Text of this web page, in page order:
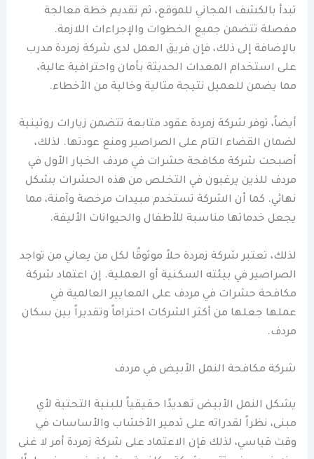
تبدأ بالكشف المجاني للموقع، ثم تقديم خطة معالجة
مفصلة تتضمن جميع الخطوات والإجراءات اللازمة.
بالإضافة إلى ذلك، فإن فريق العمل لدى شركة زمردة مدرب
على استخدام المعدات الحديثة بأمان واحترافية عالية،
مما يضمن للعميل نتيجة مثالية وخالية من الأخطاء.
أيضاً، توفر شركة زمردة عقود متابعة تتضمن زيارات روتينية
لضمان القضاء التام على الصراصير ومنع عودتها. لذلك،
أصبحت شركة مكافحة حشرات في مردف الخيار الأول في
مردف للذين يرغبون في التخلص من هذه الحشرات بشكل
نهائي. كما أن الشركة تستخدم مبيدات مرخصة وآمنة، مما
يجعل خدماتها مناسبة للأطفال والحيوانات الأليفة.
لذلك، تعتبر شركة زمردة حلاً موثوقًا لكل من يعاني من تواجد
الصراصير في بيئته السكنية أو العملية. إن اعتماد شركة
مكافحة حشرات في مردف على المعايير العالمية في
عملها جعلها من أكثر الشركات احتراماً وتقديراً بين سكان
مردف.
شركة مكافحة النمل الأبيض في مردف
يشكل النمل الأبيض تهديدًا حقيقياً للبنية التحتية لأي
مبنى، نظراً لقدراته على تدمير الأخشاب والأساسات في
وقت قياسي، لذلك فإن الاعتماد على شركة زمردة أمر لا غنى